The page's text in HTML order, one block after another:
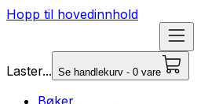
Hopp til hovedinnhold
Laster... Se handlekurv - 0 vare
Bøker